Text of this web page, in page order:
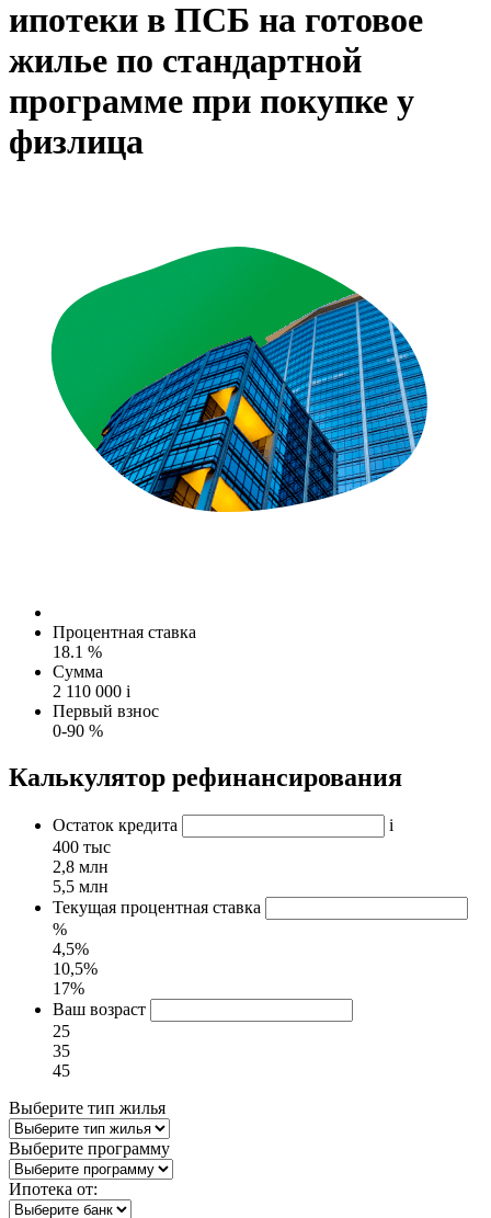
ипотеки в ПСБ на готовое
жилье по стандартной
программе при покупке у
физлица
Процентная ставка
18.1 %
Сумма
2 110 000 i
Первый взнос
0-90 %
Калькулятор рефинансирования
Остаток кредита
i
400 тыс
2,8 млн
5,5 млн
Текущая процентная ставка
%
4,5%
10,5%
17%
Ваш возраст
25
35
45
Выберите тип жилья
Выберите программу
Ипотека от: